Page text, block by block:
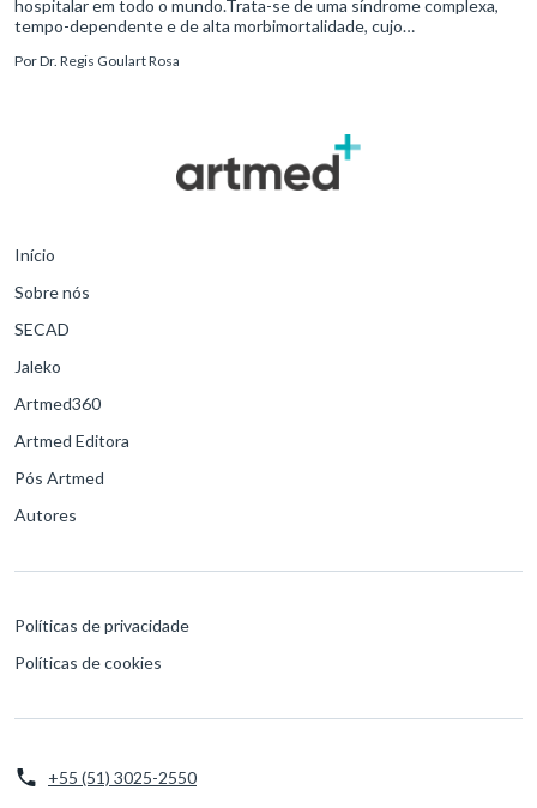
hospitalar em todo o mundo.Trata-se de uma síndrome complexa,
tempo-dependente e de alta morbimortalidade, cujo
para o desfe
PorDr. Regis Goulart Rosa
Início
Sobre nós
SECAD
Jaleko
Artmed360
Artmed Editora
Pós Artmed
Autores
Políticas de privacidade
Políticas de cookies
+55 (51) 3025-2550